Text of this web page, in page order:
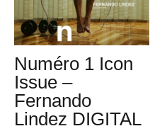
Numéro 1 Icon
Issue –
Fernando
Lindez DIGITAL